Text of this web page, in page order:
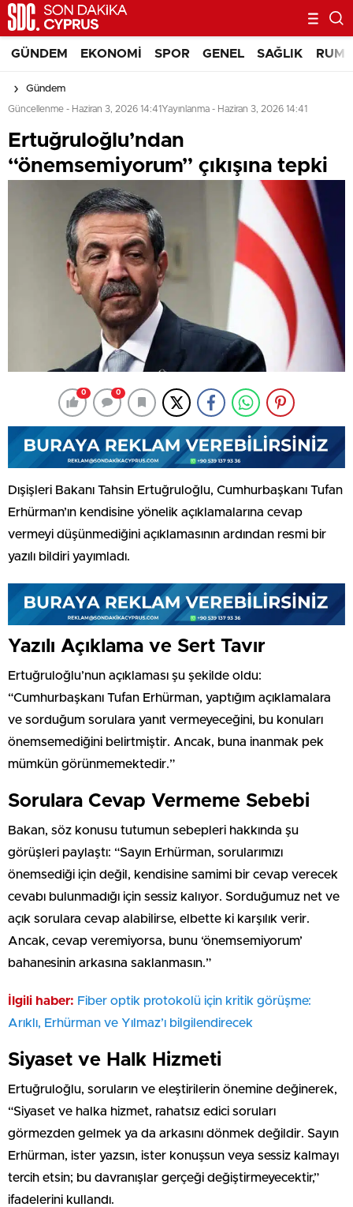
GÜNDEM EKONOMI SPOR GENEL SAĞLIK RUM
Gündem
Güncellenme - Haziran 3, 2026 14:41Yayınlanma - Haziran 3, 2026 14:41
Ertuğruloğlu’ndan
“önemsemiyorum” çıkışına tepki
0 0
Dışişleri Bakanı Tahsin Ertuğruloğlu, Cumhurbaşkanı Tufan
Erhürman’ın kendisine yönelik açıklamalarına cevap
vermeyi düşünmediğini açıklamasının ardından resmi bir
yazılı bildiri yayımladı.
Yazılı Açıklama ve Sert Tavır
Ertuğruloğlu’nun açıklaması şu şekilde oldu:
“Cumhurbaşkanı Tufan Erhürman, yaptığım açıklamalara
ve sorduğum sorulara yanıt vermeyeceğini, bu konuları
önemsemediğini belirtmiştir. Ancak, buna inanmak pek
mümkün görünmemektedir.”
Sorulara Cevap Vermeme Sebebi
Bakan, söz konusu tutumun sebepleri hakkında şu
görüşleri paylaştı: “Sayın Erhürman, sorularımızı
önemsediği için değil, kendisine samimi bir cevap verecek
cevabı bulunmadığı için sessiz kalıyor. Sorduğumuz net ve
açık sorulara cevap alabilirse, elbette ki karşılık verir.
Ancak, cevap veremiyorsa, bunu ‘önemsemiyorum’
bahanesinin arkasına saklanmasın.”
İlgili haber: Fiber optik protokolü için kritik görüşme:
Arıklı, Erhürman ve Yılmaz’ı bilgilendirecek
Siyaset ve Halk Hizmeti
Ertuğruloğlu, soruların ve eleştirilerin önemine değinerek,
“Siyaset ve halka hizmet, rahatsız edici soruları
görmezden gelmek ya da arkasını dönmek değildir. Sayın
Erhürman, ister yazsın, ister konuşsun veya sessiz kalmayı
tercih etsin; bu davranışlar gerçeği değiştirmeyecektir,”
ifadelerini kullandı.